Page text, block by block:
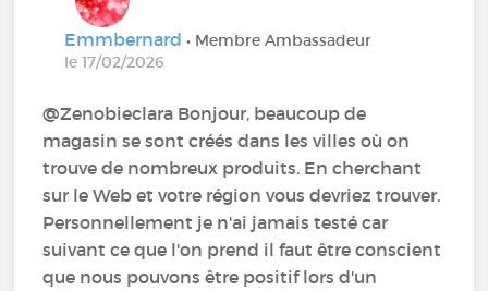
Emmbernard• Membre Ambassadeur
le 17/02/2026
@Zenobieclara Bonjour, beaucoup de
magasin se sont créés dans les villes où on
trouve de nombreux produits. En cherchant
sur le Web et votre région vous devriez trouver.
Personnellement je n'ai jamais testé car
suivant ce que l'on prend il faut être conscient
que nous pouvons être positif lors d'un